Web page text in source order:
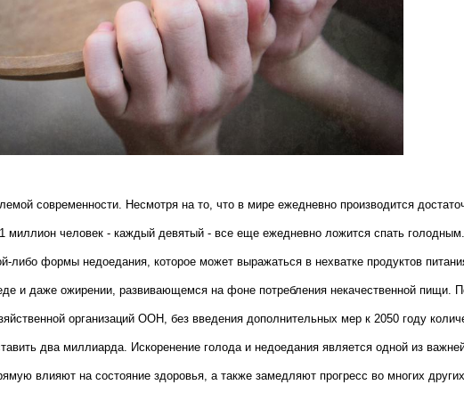
современности. Несмотря на то, что в мире ежедневно производится
миллион человек - каждый девятый - все еще ежедневно ложится спать
либо формы недоедания, которое может выражаться в нехватке продуктов
и даже ожирении, развивающемся на фоне потребления некачественной пищи.
организаций ООН, без введения дополнительных мер к 2050 году
два миллиарда. Искоренение голода и недоедания является одной из
влияют на состояние здоровья, а также замедляют прогресс во многих других